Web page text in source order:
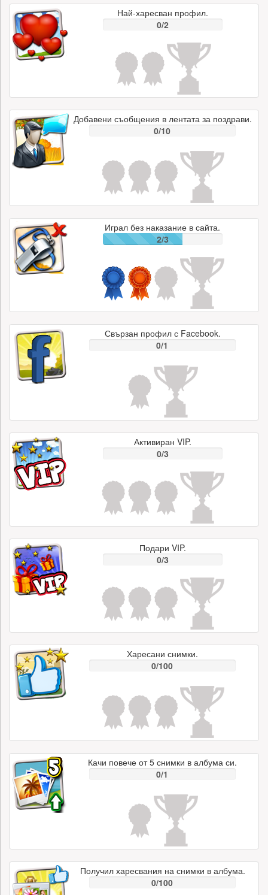
Най-харесван профил.
0/2
Добавени съобщения в лентата за поздрави.
0/10
Играл без наказание в сайта.
2/3
Свързан профил с Facebook.
0/1
Активиран VIP.
0/3
Подари VIP.
0/3
Харесани снимки.
0/100
Качи повече от 5 снимки в албума си.
0/1
Получил харесвания на снимки в албума.
0/100